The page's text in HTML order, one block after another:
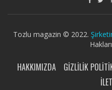
Tozlu magazin © 2022.
HAKKIMIZDA GIZLILIK